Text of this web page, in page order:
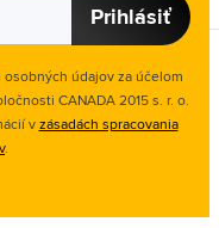
Prihlásiť
údajov za účelom
CANADA 2015 s. r. o.
vzásadách spracovania
.